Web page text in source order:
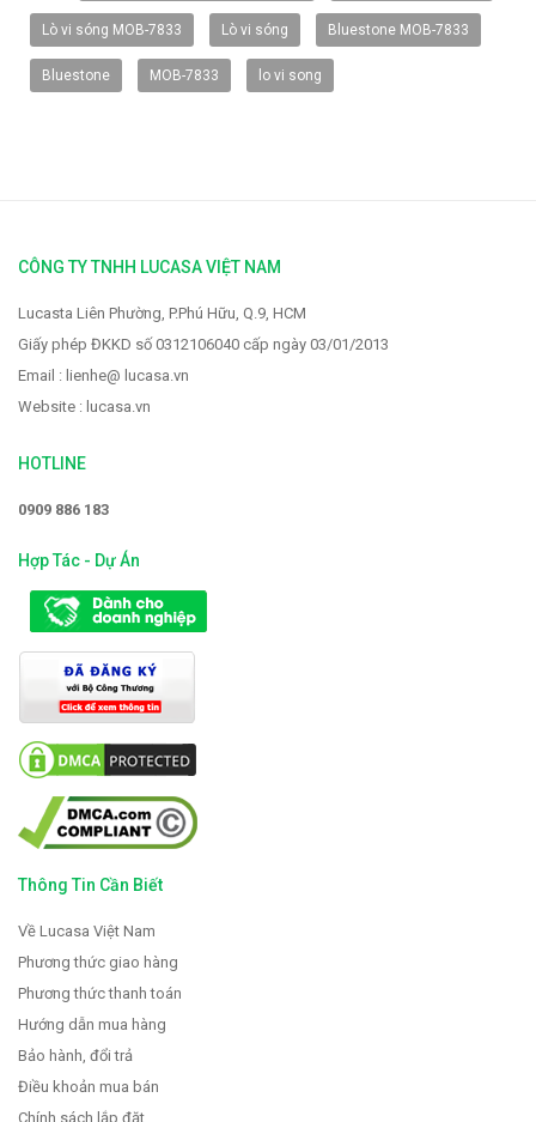
Vòi rửa Faster FS-928
Lò vi sóng MOB-7833 Lò vi sóng Bluestone MOB-7833
Bluestone MOB-7833 lo vi song
CÔNG TY TNHH LUCASA VIỆT NAM
Lucasta Liên Phường, P.Phú Hữu, Q.9, HCM
Giấy phép ĐKKD số 0312106040 cấp ngày 03/01/2013
Email : lienhe@ lucasa.vn
Website : lucasa.vn
HOTLINE
0909 886 183
Hợp Tác - Dự Án
Thông Tin Cần Biết
Về Lucasa Việt Nam
Phương thức giao hàng
Phương thức thanh toán
Hướng dẫn mua hàng
Bảo hành, đổi trả
Điều khoản mua bán
Chính sách lắp đặt